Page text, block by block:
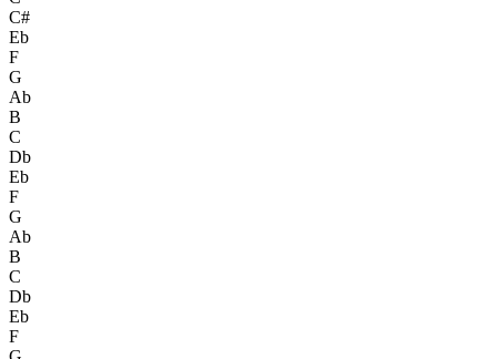
C#
Eb
F
G
Ab
B
C
Db
Eb
F
G
Ab
B
C
Db
Eb
F